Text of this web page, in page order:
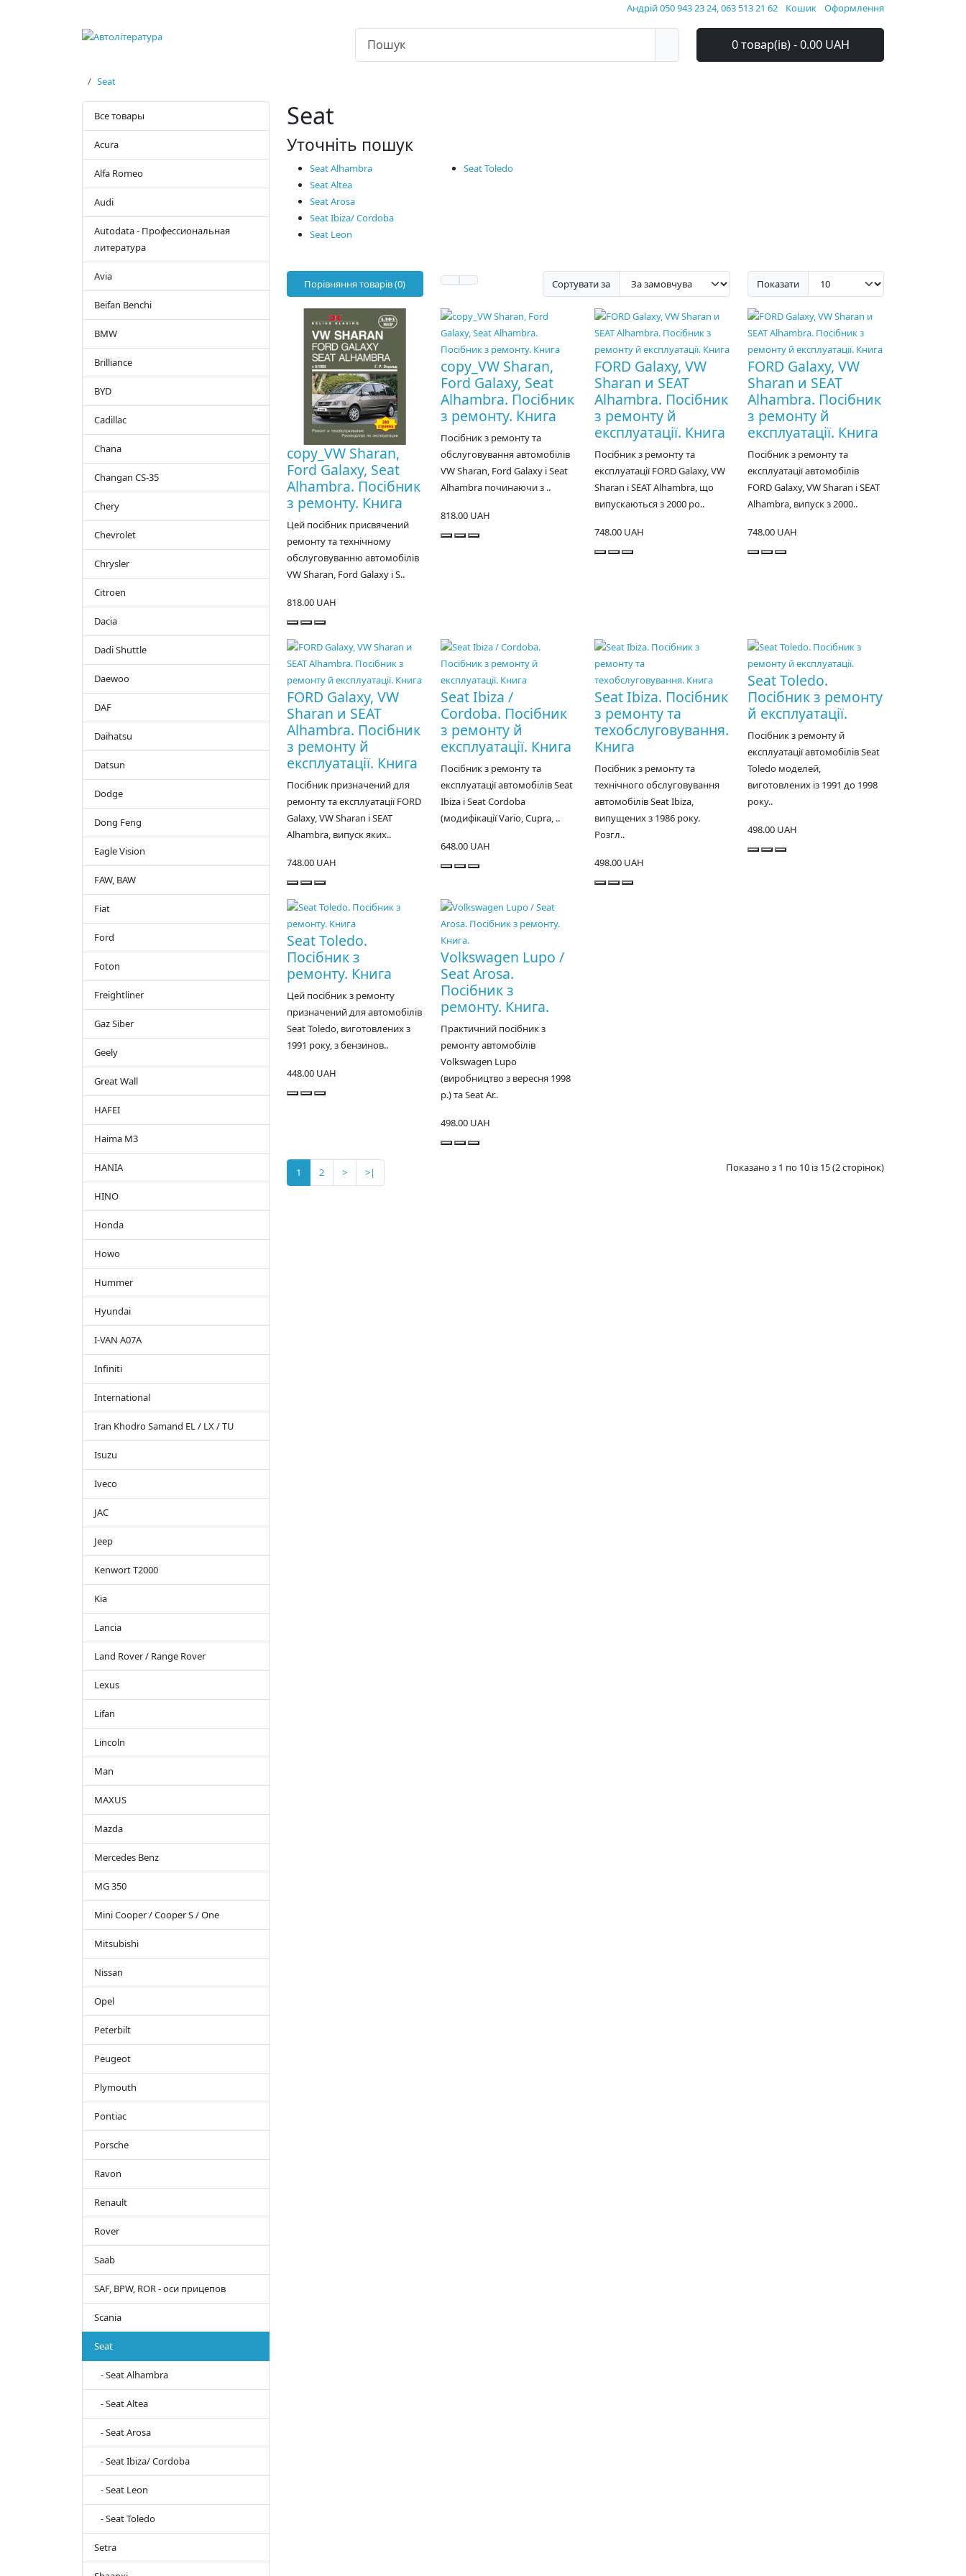
Андрій 050 943 23 24, 063 513 21 62 Кошик Оформлення
0 товар(ів) - 0.00 UAH
Seat
Все товары
Acura
Alfa Romeo
Audi
Autodata - Профессиональная
литература
Avia
Beifan Benchi
BMW
Brilliance
BYD
Cadillac
Chana
Changan CS-35
Chery
Chevrolet
Chrysler
Citroen
Dacia
Dadi Shuttle
Daewoo
DAF
Daihatsu
Datsun
Dodge
Dong Feng
Eagle Vision
FAW, BAW
Fiat
Ford
Foton
Freightliner
Gaz Siber
Geely
Great Wall
HAFEI
Haima M3
HANIA
HINO
Honda
Howo
Hummer
Hyundai
I-VAN A07A
Infiniti
International
Iran Khodro Samand EL / LX / TU
Isuzu
Iveco
JAC
Jeep
Kenwort T2000
Kia
Lancia
Land Rover / Range Rover
Lexus
Lifan
Lincoln
Man
MAXUS
Mazda
Mercedes Benz
MG 350
Mini Cooper / Cooper S / One
Mitsubishi
Nissan
Opel
Peterbilt
Peugeot
Plymouth
Pontiac
Porsche
Ravon
Renault
Rover
Saab
SAF, BPW, ROR - оси прицепов
Scania
Seat
- Seat Alhambra
- Seat Altea
- Seat Arosa
- Seat Ibiza/ Cordoba
- Seat Leon
- Seat Toledo
Setra
Seat
Уточніть пошук
Seat Alhambra
Seat Altea
Seat Arosa
Seat Ibiza/ Cordoba
Seat Leon
Seat Toledo
Порівняння товарів (0) Сортувати за Показати
copy_VW Sharan,
Ford Galaxy, Seat
Alhambra. Посібник
з ремонту. Книга
Цей посібник присвячений
ремонту та технічному
обслуговуванню автомобілів
VW Sharan, Ford Galaxy і S..
818.00 UAH
copy_VW Sharan,
Ford Galaxy, Seat
Alhambra. Посібник
з ремонту. Книга
Посібник з ремонту та
обслуговування автомобілів
VW Sharan, Ford Galaxy і Seat
Alhambra починаючи з ..
818.00 UAH
FORD Galaxy, VW
Sharan и SEAT
Alhambra. Посібник
з ремонту й
експлуатації. Книга
Посібник з ремонту та
експлуатації FORD Galaxy, VW
Sharan і SEAT Alhambra, що
випускаються з 2000 ро..
748.00 UAH
FORD Galaxy, VW
Sharan и SEAT
Alhambra. Посібник
з ремонту й
експлуатації. Книга
Посібник з ремонту та
експлуатації автомобілів
FORD Galaxy, VW Sharan і SEAT
Alhambra, випуск з 2000..
748.00 UAH
FORD Galaxy, VW
Sharan и SEAT
Alhambra. Посібник
з ремонту й
експлуатації. Книга
Посібник призначений для
ремонту та експлуатації FORD
Galaxy, VW Sharan і SEAT
Alhambra, випуск яких..
748.00 UAH
Seat Ibiza /
Cordoba. Посібник
з ремонту й
експлуатації. Книга
Посібник з ремонту та
експлуатації автомобілів Seat
Ibiza і Seat Cordoba
(модифікації Vario, Cupra, ..
648.00 UAH
Seat Ibiza. Посібник
з ремонту та
техобслуговування.
Книга
Посібник з ремонту та
технічного обслуговування
автомобілів Seat Ibiza,
випущених з 1986 року.
Розгл..
498.00 UAH
Seat Toledo.
Посібник з ремонту
й експлуатації.
Посібник з ремонту й
експлуатації автомобілів Seat
Toledo моделей,
виготовлених із 1991 до 1998
року..
498.00 UAH
Seat Toledo.
Посібник з
ремонту. Книга
Цей посібник з ремонту
призначений для автомобілів
Seat Toledo, виготовлених з
1991 року, з бензинов..
448.00 UAH
Volkswagen Lupo /
Seat Arosa.
Посібник з
ремонту. Книга.
Практичний посібник з
ремонту автомобілів
Volkswagen Lupo
(виробництво з вересня 1998
р.) та Seat Ar..
498.00 UAH
1 2 > >| Показано з 1 по 10 із 15 (2 сторінок)